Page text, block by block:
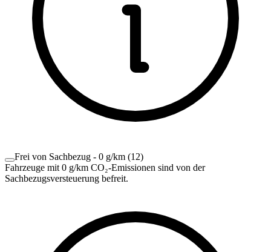
Frei von Sachbezug - 0 g/km (12)
Fahrzeuge mit 0 g/km CO₂-Emissionen sind von der
Sachbezugsversteuerung befreit.